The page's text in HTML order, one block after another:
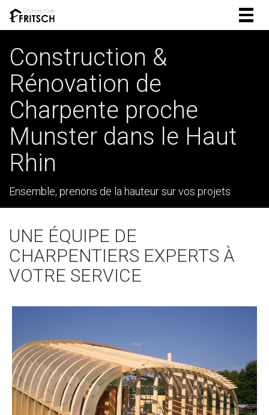
Construction &
Rénovation de
Charpente proche
Munster dans le Haut
Rhin
Ensemble, prenons de la hauteur sur vos projets
UNE ÉQUIPE DE
CHARPENTIERS EXPERTS À
VOTRE SERVICE